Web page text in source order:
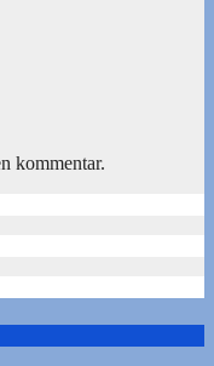
kommentar.